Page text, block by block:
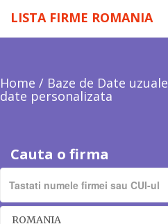
LISTA FIRME ROMANIA
Home / Baze de Date uzuale
date personalizata
Cauta o firma